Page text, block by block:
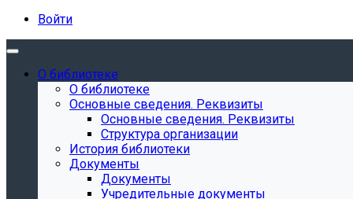
Войти
О библиотеке
О библиотеке
Основные сведения. Реквизиты
Основные сведения. Реквизиты
Структура организации
История библиотеки
Документы
Документы
Учредительные документы